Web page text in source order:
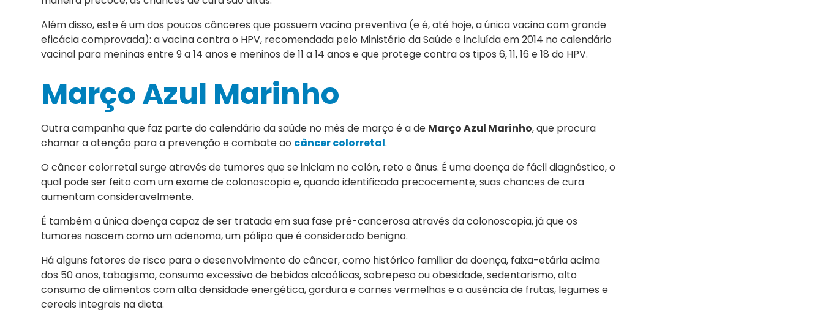
Além disso, este é um dos poucos cânceres que possuem vacina preventiva (e é, até hoje, a única vacina com grande
eficácia comprovada): a vacina contra o HPV, recomendada pelo Ministério da Saúde e incluída em 2014 no calendário
vacinal para meninas entre 9 a 14 anos e meninos de 11 a 14 anos e que protege contra os tipos 6, 11, 16 e 18 do HPV.
Março Azul Marinho
Outra campanha que faz parte do calendário da saúde no mês de março é a de Março Azul Marinho, que procura
chamar a atenção para a prevenção e combate ao câncer colorretal.
O câncer colorretal surge através de tumores que se iniciam no colón, reto e ânus. É uma doença de fácil diagnóstico, o
qual pode ser feito com um exame de colonoscopia e, quando identificada precocemente, suas chances de cura
aumentam consideravelmente.
É também a única doença capaz de ser tratada em sua fase pré-cancerosa através da colonoscopia, já que os
tumores nascem como um adenoma, um pólipo que é considerado benigno.
Há alguns fatores de risco para o desenvolvimento do câncer, como histórico familiar da doença, faixa-etária acima
dos 50 anos, tabagismo, consumo excessivo de bebidas alcoólicas, sobrepeso ou obesidade, sedentarismo, alto
consumo de alimentos com alta densidade energética, gordura e carnes vermelhas e a ausência de frutas, legumes e
cereais integrais na dieta.